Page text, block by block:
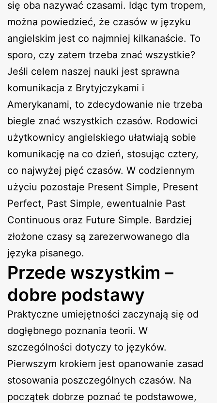
się oba nazywać czasami. Idąc tym tropem,
można powiedzieć, że czasów w języku
angielskim jest co najmniej kilkanaście. To
sporo, czy zatem trzeba znać wszystkie?
Jeśli celem naszej nauki jest sprawna
komunikacja z Brytyjczykami i
Amerykanami, to zdecydowanie nie trzeba
biegle znać wszystkich czasów. Rodowici
użytkownicy angielskiego ułatwiają sobie
komunikację na co dzień, stosując cztery,
co najwyżej pięć czasów. W codziennym
użyciu pozostaje Present Simple, Present
Perfect, Past Simple, ewentualnie Past
Continuous oraz Future Simple. Bardziej
złożone czasy są zarezerwowanego dla
języka pisanego.
Przede wszystkim –
dobre podstawy
Praktyczne umiejętności zaczynają się od
dogłębnego poznania teorii. W
szczególności dotyczy to języków.
Pierwszym krokiem jest opanowanie zasad
stosowania poszczególnych czasów. Na
początek dobrze poznać te podstawowe,